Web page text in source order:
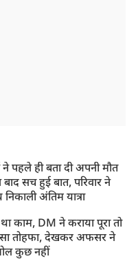
पहले ही बता दी अपनी मौत
बाद सच हुई बात, परिवार ने
अंतिम यात्रा
काम, DM ने कराया पूरा तो
तोहफा, देखकर अफसर ने
कुछ नहीं